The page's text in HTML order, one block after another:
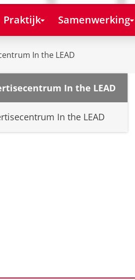
Praktijk Samenwerking
In the LEAD
In the LEAD
In the LEAD